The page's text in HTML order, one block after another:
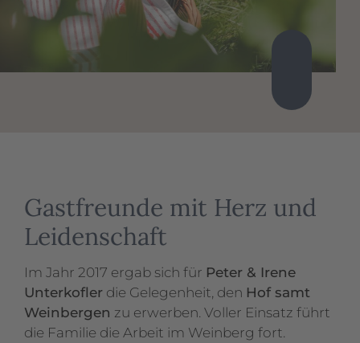
Gastfreunde mit Herz und
Leidenschaft
Im Jahr 2017 ergab sich für Peter & Irene
Unterkofler die Gelegenheit, den Hof samt
Weinbergen zu erwerben. Voller Einsatz führt
die Familie die Arbeit im Weinberg fort.